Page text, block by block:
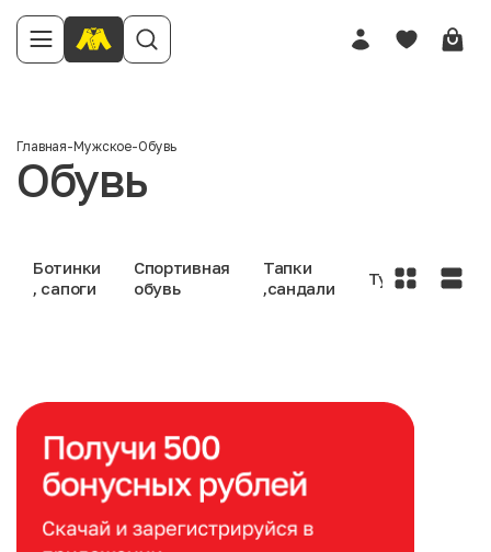
Главная-Мужское-Обувь
Обувь
Ботинки
, сапоги
Спортивная
обувь
Тапки
,сандали
Туфли